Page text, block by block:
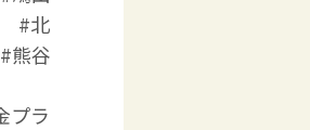
#北
谷
ラ